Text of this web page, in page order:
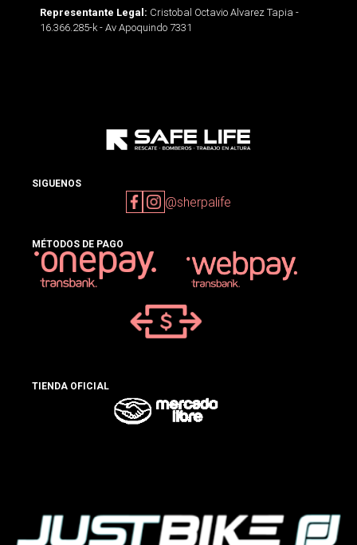
Representante Legal: Cristobal Octavio Alvarez Tapia -
16.366.285-k - Av Apoquindo 7331
SIGUENOS
@sherpalife
MÉTODOS DE PAGO
TIENDA OFICIAL